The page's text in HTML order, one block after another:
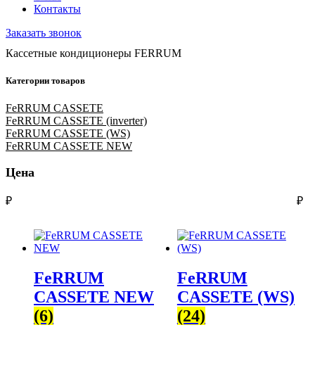
Контакты
Заказать звонок
Кассетные кондиционеры FERRUM
Категории товаров
FeRRUM CASSETE
FeRRUM CASSETE (inverter)
FeRRUM CASSETE (WS)
FeRRUM CASSETE NEW
Цена
₽ ₽
FeRRUM
CASSETE NEW
(6)
FeRRUM
CASSETE (WS)
(24)